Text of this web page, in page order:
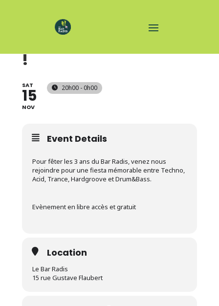
!
SAT
15
NOV
20h00 - 0h00
Event Details
Pour fêter les 3 ans du Bar Radis, venez nous
rejoindre pour une fiesta mémorable entre Techno,
Acid, Trance, Hardgroove et Drum&Bass.
Evènement en libre accès et gratuit
Location
Le Bar Radis
15 rue Gustave Flaubert